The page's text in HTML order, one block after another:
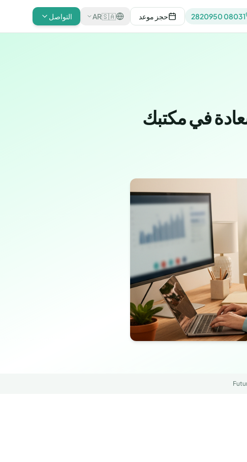
08031 2820950 حجز موعد 🇸🇦
AR التواصل
في مكتبك